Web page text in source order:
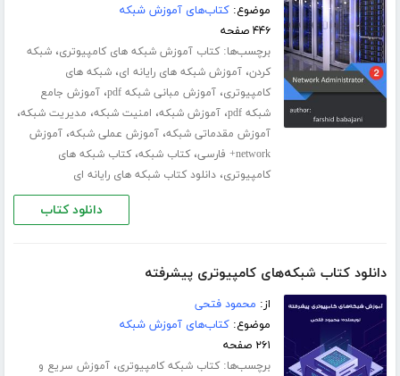
موضوع:کتاب‌های آموزش شبکه
۴۴۶ صفحه
برچسب‌ها:کتاب آموزش شبکه های کامپیوتری،شبکه
کردن،آموزش شبکه های رایانه ای،شبکه های
کامپیوتری،آموزش مبانی شبکه pdf ،آموزش جامع
شبکه pdf
،آموزش شبکه، امنیت شبکه، مدیریت شبکه،
آموزش مقدماتی شبکه،آموزش عملی شبکه،آموزش
network+ فارسی
،کتاب شبکه،کتاب شبکه های
کامپیوتری،دانلود کتاب شبکه های رایانه ای
دانلود کتاب
دانلود کتاب شبکه‌های کامپیوتری پیشرفته
از: محمود فتحی
موضوع:کتاب‌های آموزش شبکه
۲۶۱ صفحه
برچسب‌ها:کتاب شبکه کامپیوتری،آموزش سریع و